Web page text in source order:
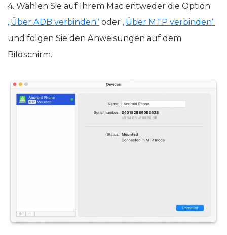
4. Wählen Sie auf Ihrem Mac entweder die Option
„Über ADB verbinden“ oder „Über MTP verbinden“
und folgen Sie den Anweisungen auf dem
Bildschirm.